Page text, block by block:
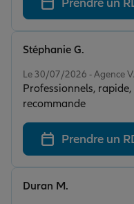
Le 30/07/2026 - Agence
Professionnels,
recommande
Stéphanie G.
Prendre un
Duran M.